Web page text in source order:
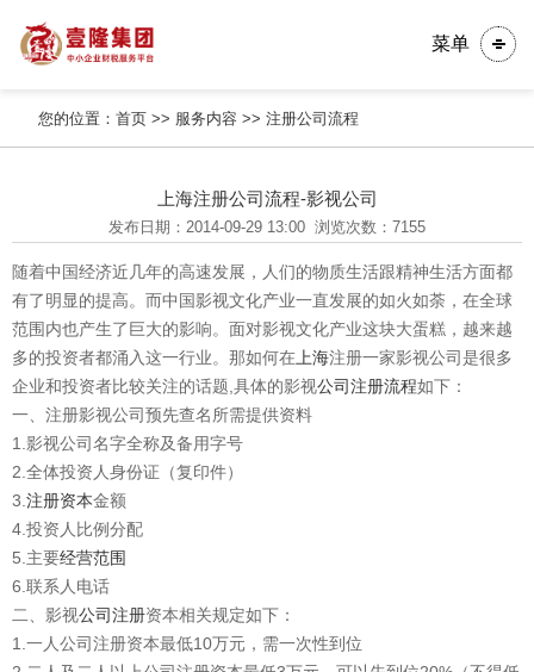
菜单
您的位置：首页 >> 服务内容 >>注册公司流程
上海注册公司流程-影视公司
发布日期：2014-09-29 13:00 浏览次数：7155
随着中国经济近几年的高速发展，人们的物质生活跟精神生活方面都
有了明显的提高。而中国影视文化产业一直发展的如火如荼，在全球
范围内也产生了巨大的影响。面对影视文化产业这块大蛋糕，越来越
多的投资者都涌入这一行业。那如何在 上海注册一家影视公司是很多
企业和投资者比较关注的话题,具体的影视公司注册流程如下：
一、注册影视公司预先查名所需提供资料
1.影视公司名字全称及备用字号
2.全体投资人身份证（复印件）
3. 注册资本金额
4.投资人比例分配
5.主要经营范围
6.联系人电话
二、影视公司注册资本相关规定如下：
1.一人公司注册资本最低10万元，需一次性到位